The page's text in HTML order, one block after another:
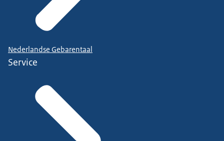
Nederlandse Gebarentaal
Service